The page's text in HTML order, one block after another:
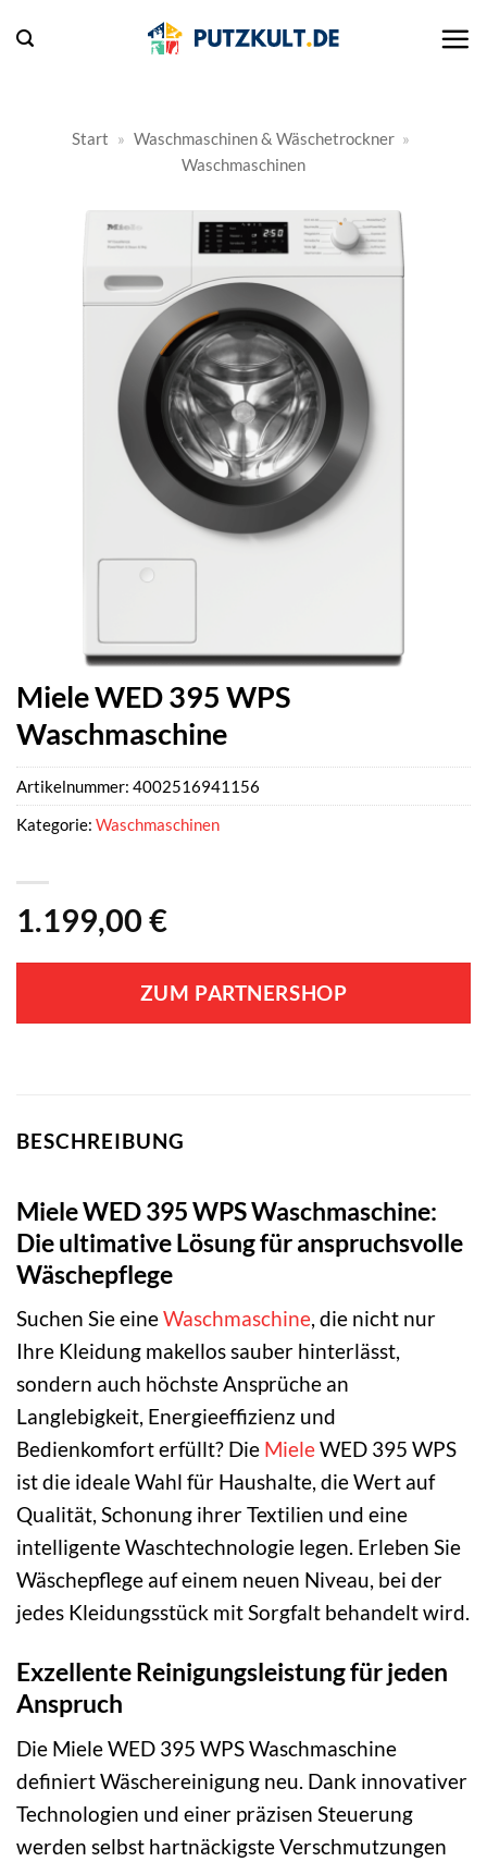
Inhalt
Start » Waschmaschinen & Wäschetrockner »
Waschmaschinen
Miele WED 395 WPS
Waschmaschine
1.199,00 €
ZUM PARTNERSHOP
Artikelnummer: 4002516941156
Kategorie: Waschmaschinen
BESCHREIBUNG
Miele WED 395 WPS Waschmaschine:
Die ultimative Lösung für anspruchsvolle
Wäschepflege
Suchen Sie eineWaschmaschine, die nicht nur
Ihre Kleidung makellos sauber hinterlässt,
sondern auch höchste Ansprüche an
Langlebigkeit, Energieeffizienz und
Bedienkomfort erfüllt? Die MieleWED 395 WPS
ist die ideale Wahl für Haushalte, die Wert auf
Qualität, Schonung ihrer Textilien und eine
intelligente Waschtechnologie legen. Erleben Sie
Wäschepflege auf einem neuen Niveau, bei der
jedes Kleidungsstück mit Sorgfalt behandelt wird.
Exzellente Reinigungsleistung für jeden
Anspruch
Die Miele WED 395 WPS Waschmaschine
definiert Wäschereinigung neu. Dank innovativer
Technologien und einer präzisen Steuerung
werden selbst hartnäckigste Verschmutzungen